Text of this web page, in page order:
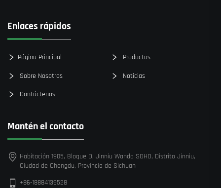
Enlaces rápidos
Página Principal Productos
Sobre Nosotros Noticias
Contáctenos
Mantén el contacto
Habitación 1905, Bloque D, Jinniu Wanda SOHO, Distrito Jinniu,
Ciudad de Chengdu, Provincia de Sichuan
+86-18884139528